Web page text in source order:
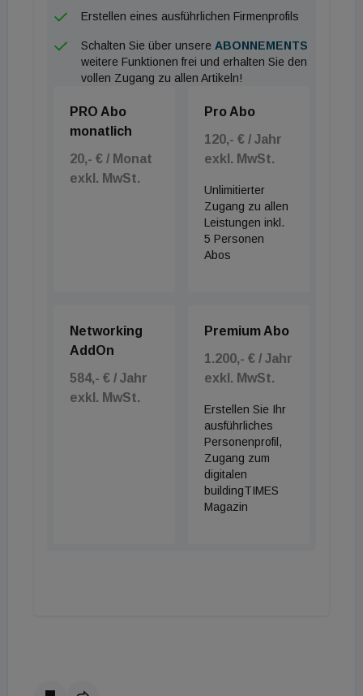
Erstellen eines ausführlichen Firmenprofils
Schalten Sie über unsere ABONNEMENTS
weitere Funktionen frei und erhalten Sie den
vollen Zugang zu allen Artikeln!
PRO Abo
monatlich
20,- € / Monat
exkl. MwSt.
Pro Abo
120,- € / Jahr
exkl. MwSt.
Unlimitierter
Zugang zu allen
Leistungen inkl.
5 Personen
Abos
Networking
AddOn
584,- € / Jahr
exkl. MwSt.
Premium Abo
1.200,- € / Jahr
exkl. MwSt.
Erstellen Sie Ihr
ausführliches
Personenprofil,
Zugang zum
digitalen
buildingTIMES
Magazin